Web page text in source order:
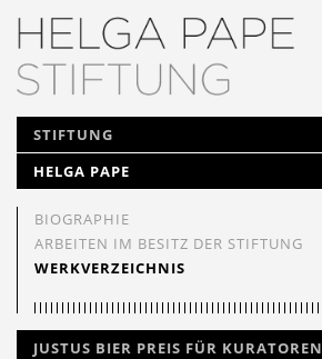
NAVIGATION
ÜBERSPRINGEN
STIFTUNG
HELGA PAPE
BIOGRAPHIE
ARBEITEN IM BESITZ DER STIFTUNG
WERKVERZEICHNIS
JUSTUS BIER PREIS FÜR KURATOREN